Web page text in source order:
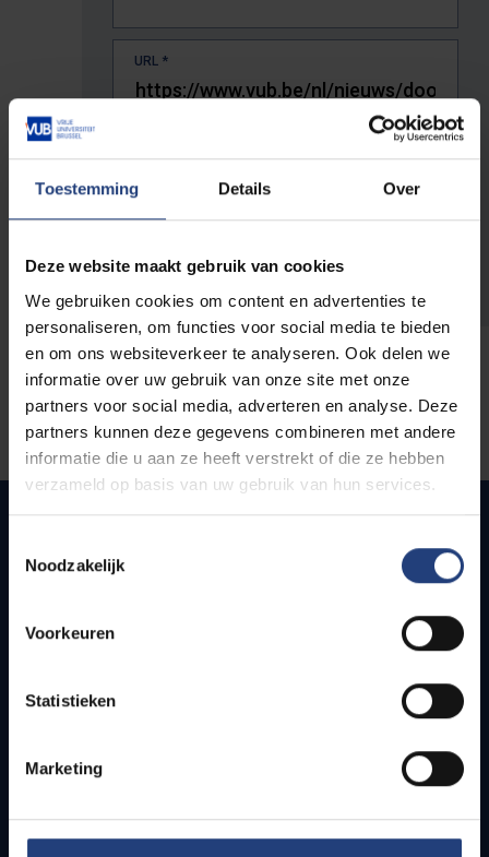
Toestemming Details Over
Deze website maakt gebruik van cookies
We gebruiken cookies om content en advertenties te
personaliseren, om functies voor social media te bieden
en om ons websiteverkeer te analyseren. Ook delen we
informatie over uw gebruik van onze site met onze
partners voor social media, adverteren en analyse. Deze
partners kunnen deze gegevens combineren met andere
informatie die u aan ze heeft verstrekt of die ze hebben
verzameld op basis van uw gebruik van hun services.
Noodzakelijk
Voorkeuren
Statistieken
Marketing
URL *
De volledige URL van de pagina waar je de fout zag.
Snel naar
Bereikbaarheid